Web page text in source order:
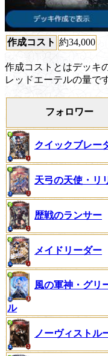
作成コスト 約34,000
作成コストとはデッキ
レッドエーテルの量で
フォロワー
クイックブレー
天弓の天使・リ
歴戦のランサー
メイドリーダー
風の軍神・グリ
ル
ノーヴィストル